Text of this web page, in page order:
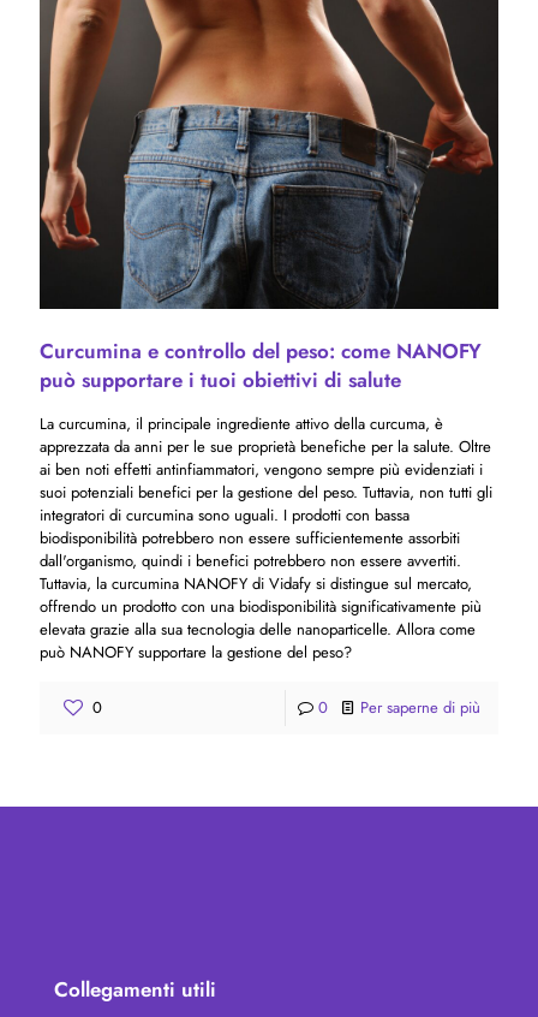
Curcumina e controllo del peso: come NANOFY
può supportare i tuoi obiettivi di salute
La curcumina, il principale ingrediente attivo della curcuma, è
apprezzata da anni per le sue proprietà benefiche per la salute. Oltre
ai ben noti effetti antinfiammatori, vengono sempre più evidenziati i
suoi potenziali benefici per la gestione del peso. Tuttavia, non tutti gli
integratori di curcumina sono uguali. I prodotti con bassa
biodisponibilità potrebbero non essere sufficientemente assorbiti
dall'organismo, quindi i benefici potrebbero non essere avvertiti.
Tuttavia, la curcumina NANOFY di Vidafy si distingue sul mercato,
offrendo un prodotto con una biodisponibilità significativamente più
elevata grazie alla sua tecnologia delle nanoparticelle. Allora come
può NANOFY supportare la gestione del peso?
0 0 Per saperne di più
Collegamenti utili